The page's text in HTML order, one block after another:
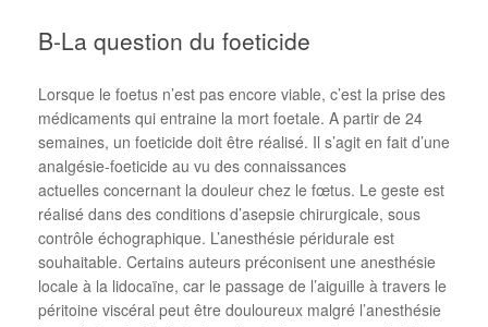
B-La question du foeticide
Lorsque le foetus n’est pas encore viable, c’est la prise des
médicaments qui entraine la mort foetale. A partir de 24
semaines, un foeticide doit être réalisé. Il s’agit en fait d’une
analgésie-foeticide au vu des connaissances
actuelles concernant la douleur chez le fœtus. Le geste est
réalisé dans des conditions d’asepsie chirurgicale, sous
contrôle échographique. L’anesthésie péridurale est
souhaitable. Certains auteurs préconisent une anesthésie
locale à la lidocaïne, car le passage de l’aiguille à travers le
péritoine viscéral peut être douloureux malgré l’anesthésie